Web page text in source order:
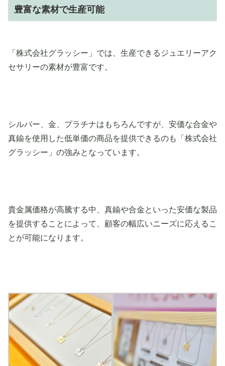
豊富な素材で生産可能
「株式会社グラッシー」では、生産できるジュエリーアク
セサリーの素材が豊富です。
シルバー、金、プラチナはもちろんですが、安価な合金や
真鍮を使用した低単価の商品を提供できるのも「株式会社
グラッシー」の強みとなっています。
貴金属価格が高騰する中、真鍮や合金といった安価な製品
を提供することによって、顧客の幅広いニーズに応えるこ
とが可能になります。